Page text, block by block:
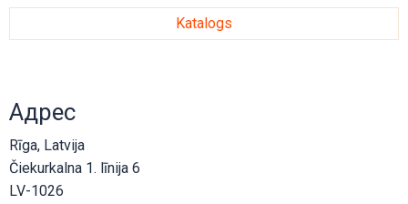
Katalogs
Адрес
Rīga, Latvija
Čiekurkalna 1. līnija 6
LV-1026